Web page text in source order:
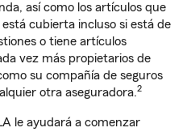
así como los artículos que
está cubierta incluso si está de
o tiene artículos
vez más propietarios de
su compañía de seguros
otra aseguradora.2
le ayudará a comenzar